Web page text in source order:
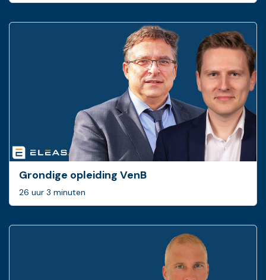
Grondige opleiding VenB
26 uur 3 minuten